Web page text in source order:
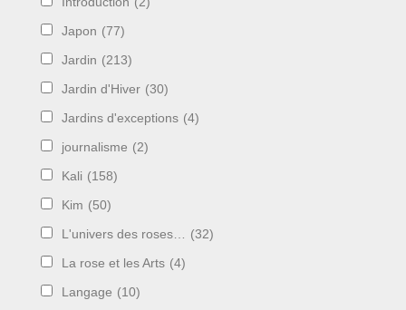
Japon (77)
Jardin (213)
Jardin d'Hiver (30)
Jardins d'exceptions (4)
journalisme (2)
Kali (158)
Kim (50)
L'univers des roses… (32)
La rose et les Arts (4)
Langage (10)